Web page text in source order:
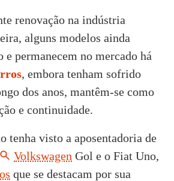
renovação na indústria
alguns modelos ainda
e permanecem no mercado há
, embora tenham sofrido
dos anos, mantêm-se como
e continuidade.
tenha visto a aposentadoria de
Volkswagen Gol e o Fiat Uno,
que se destacam por sua